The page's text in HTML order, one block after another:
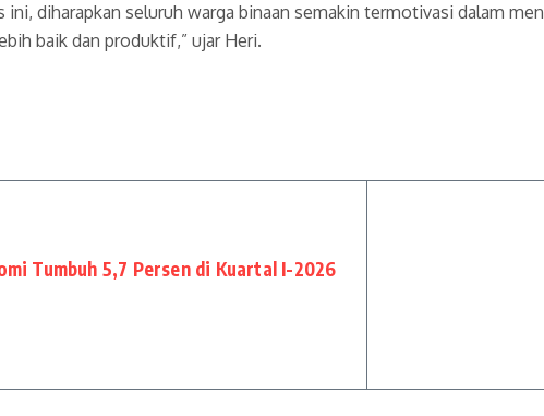
ini, diharapkan seluruh warga binaan semakin termotivasi dalam
baik dan produktif,” ujar Heri.
Tumbuh 5,7 Persen di Kuartal I-2026